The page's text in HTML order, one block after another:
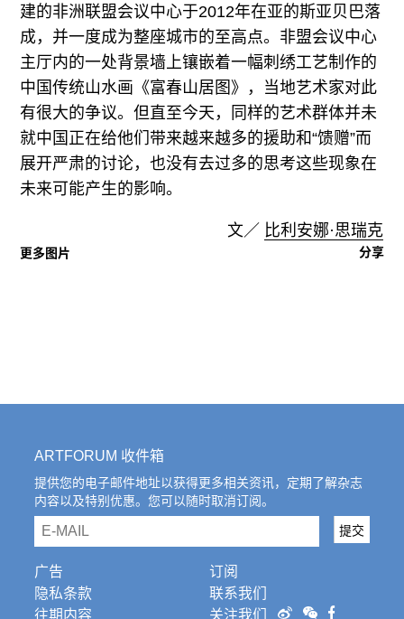
建的非洲联盟会议中心于2012年在亚的斯亚贝巴落
成，并一度成为整座城市的至高点。非盟会议中心
主厅内的一处背景墙上镶嵌着一幅刺绣工艺制作的
中国传统山水画《富春山居图》，当地艺术家对此
有很大的争议。但直至今天，同样的艺术群体并未
就中国正在给他们带来越来越多的援助和“馈赠”而
展开严肃的讨论，也没有去过多的思考这些现象在
未来可能产生的影响。
文／ 比利安娜·思瑞克
更多图片 分享
ARTFORUM 收件箱
提供您的电子邮件地址以获得更多相关资讯，定期了解杂志
内容以及特别优惠。您可以随时取消订阅。
email 提交
广告
隐私条款
往期内容
订阅
联系我们
关注我们